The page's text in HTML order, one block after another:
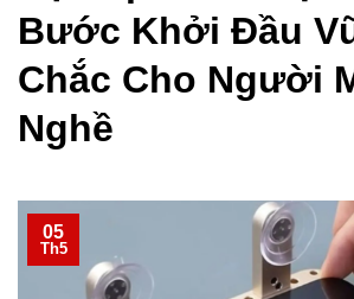
Bước Khởi Đầu
Chắc Cho Người
Nghề
05
Th5